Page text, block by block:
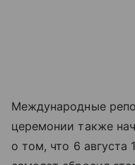
Международные
церемонии также
о том, что 6 августа